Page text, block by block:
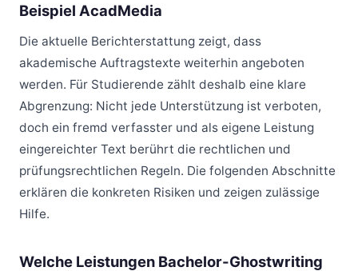
Beispiel AcadMedia
Die aktuelle Berichterstattung zeigt, dass
akademische Auftragstexte weiterhin angeboten
werden. Für Studierende zählt deshalb eine klare
Abgrenzung: Nicht jede Unterstützung ist verboten,
doch ein fremd verfasster und als eigene Leistung
eingereichter Text berührt die rechtlichen und
prüfungsrechtlichen Regeln. Die folgenden Abschnitte
erklären die konkreten Risiken und zeigen zulässige
Hilfe.
Welche Leistungen Bachelor-Ghostwriting